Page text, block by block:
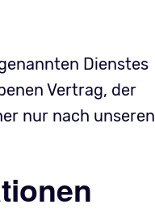
Dienstes
Vertrag, der
nur nach unseren